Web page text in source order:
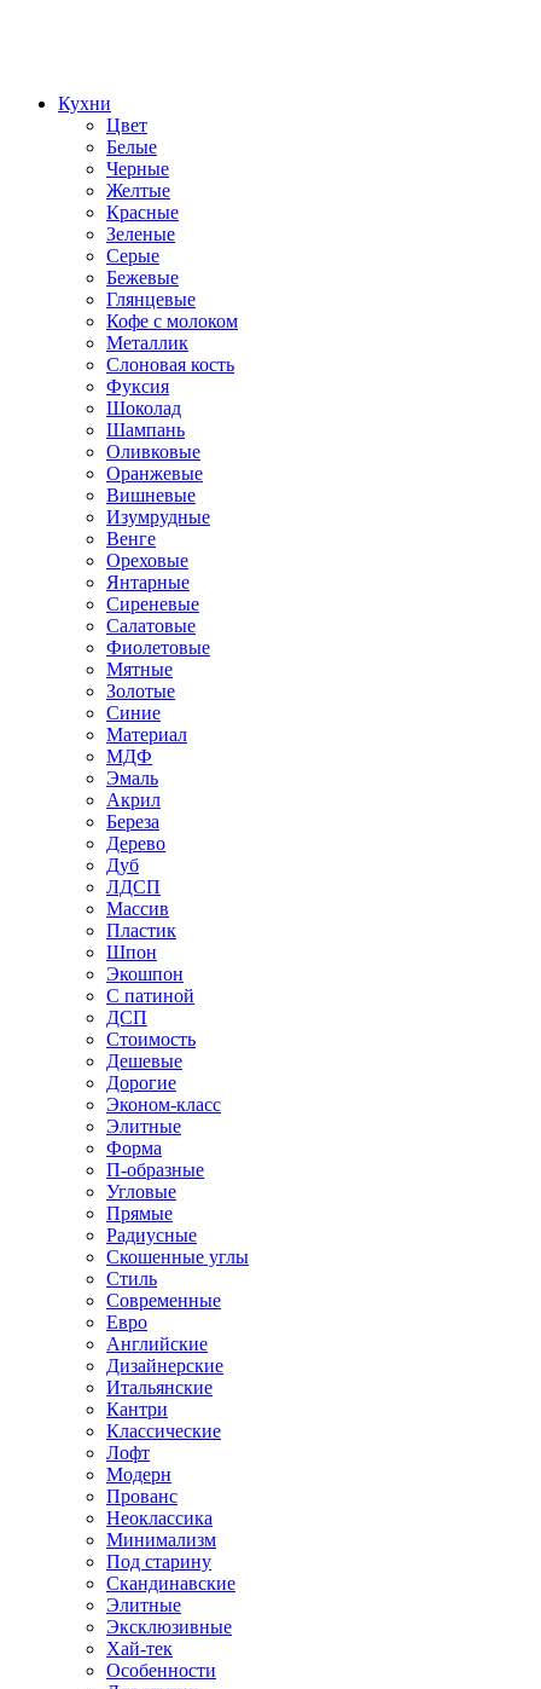
Кухни
Цвет
Белые
Черные
Желтые
Красные
Зеленые
Серые
Бежевые
Глянцевые
Кофе с молоком
Металлик
Слоновая кость
Фуксия
Шоколад
Шампань
Оливковые
Оранжевые
Вишневые
Изумрудные
Венге
Ореховые
Янтарные
Сиреневые
Салатовые
Фиолетовые
Мятные
Золотые
Синие
Материал
МДФ
Эмаль
Акрил
Береза
Дерево
Дуб
ЛДСП
Массив
Пластик
Шпон
Экошпон
С патиной
ДСП
Стоимость
Дешевые
Дорогие
Эконом-класс
Элитные
Форма
П-образные
Угловые
Прямые
Радиусные
Скошенные углы
Стиль
Современные
Евро
Английские
Дизайнерские
Итальянские
Кантри
Классические
Лофт
Модерн
Прованс
Неоклассика
Минимализм
Под старину
Скандинавские
Элитные
Эксклюзивные
Хай-тек
Особенности